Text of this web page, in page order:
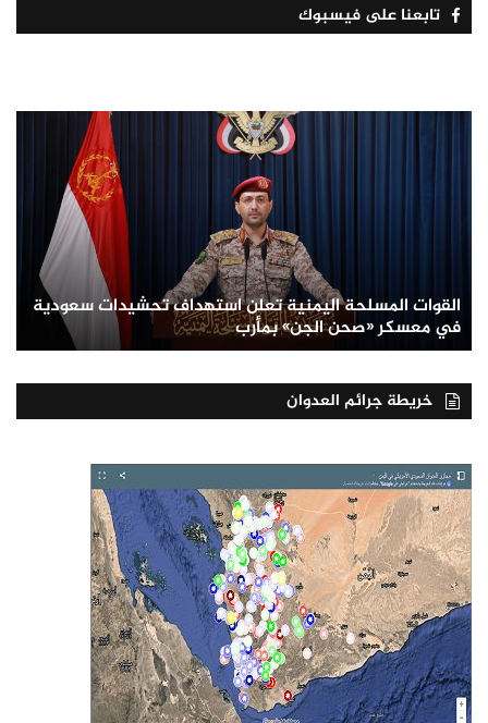
تابعنا على فيسبوك
القوات المسلحة اليمنية تعلن استهداف تحشيدات سعودية
في معسكر «صحن الجن» بمأرب
خريطة جرائم العدوان